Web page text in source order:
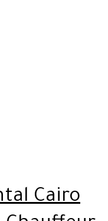
Cairo